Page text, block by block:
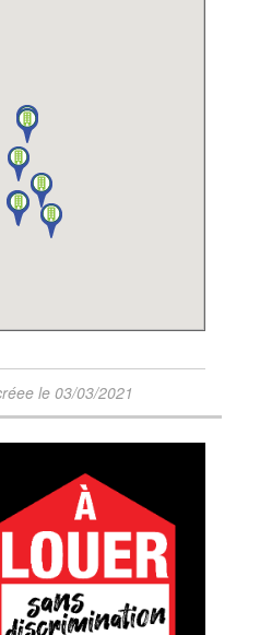
le 03/03/2021